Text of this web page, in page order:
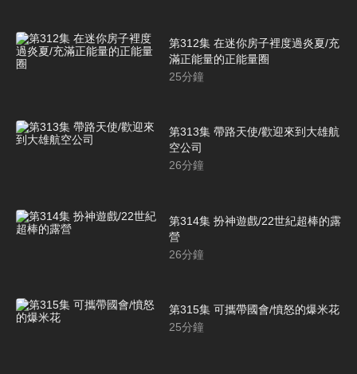
第312集 在迷你房子裡度過炎夏/充
滿正能量的正能量圈
25分鐘
第313集 帶路天使/歡迎來到大雄航
空公司
26分鐘
第314集 扮神遊戲/22世紀超棒的露
營
26分鐘
第315集 可攜帶國會/憤怒的爆米花
25分鐘